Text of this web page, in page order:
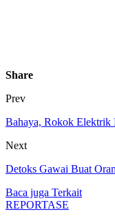
Share
Prev
Bahaya, Rokok Elektrik
Next
Detoks Gawai Buat
Baca juga Terkait
REPORTASE